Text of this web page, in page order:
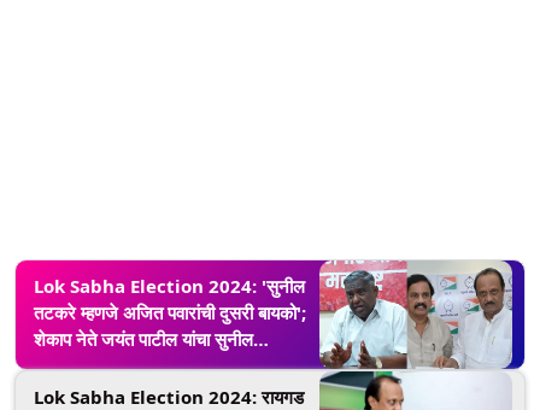
Lok Sabha Election 2024: 'सुनील
तटकरे म्हणजे अजित पवारांची दुसरी बायको';
शेकाप नेते जयंत पाटील यांचा सुनील
तटकरेंना खोचक टोला
Lok Sabha Election 2024: रायगड